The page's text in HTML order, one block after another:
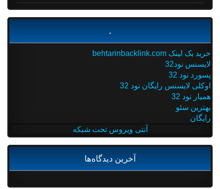
خرید بک لینک behtarinbacklink.com
لایسنس نود32
پسورد نود 32
اوکلی لایسنس رایگان نود 32
همیار نود 32
بهترین سئو
رایگان
آنتی ویروس تحت شبکه
آخرین دیدگاه‌ها